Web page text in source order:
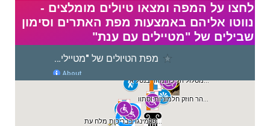
לחצו על המפה ומצאו טיולים מומלצים -
נווטו אליהם באמצעות מפת האתרים וסימון
שבילים של "מטיילים עם ענת"